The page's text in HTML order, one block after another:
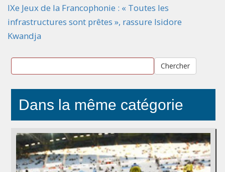
IXe Jeux de la Francophonie : « Toutes les
infrastructures sont prêtes », rassure Isidore
Kwandja
Chercher
Dans la même catégorie